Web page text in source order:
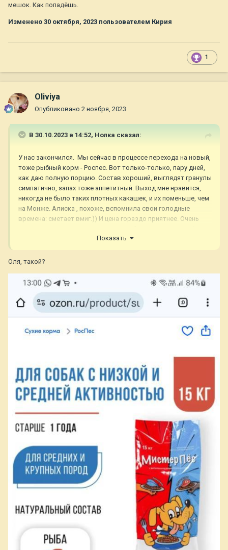
мешок. Как попадёшь.
Изменено 30 октября, 2023 пользователем Кирия
1
Oliviya
Опубликовано 2 ноября, 2023
В 30.10.2023 в 14:52, Нолка сказал:
У нас закончился. Мы сейчас в процессе перехода на новый,
тоже рыбный корм - Роспес. Вот только-только, пару дней,
как даю полную порцию. Состав хороший, выглядят гранулы
симпатично, запах тоже аппетитный. Выход мне нравится,
никогда не было таких плотных какашек, и их поменьше, чем
на Монже. Алиска , похоже, вспомнила свои голодные
времена: сметает вмиг.)) И цена гораздо приятнее. Очень
Мы в прошлом году пробовали перейти на Будь здоров и
даже перешли, но начались какие-то траблы с доставкой,
приходилось ждать порой по две недели, а мы на это не
рассчитывали, в общем, выкручивались, как только можно.
И внешний вид корма мне перестал нравиться, жирный на
ощупь и через пару недель менялся запах. Мы тогда на
Монж в итоге вернулись. Ну а теперь Монж, если и есть, то
абсолютно непокупаемый.
Показать
Оля, такой?